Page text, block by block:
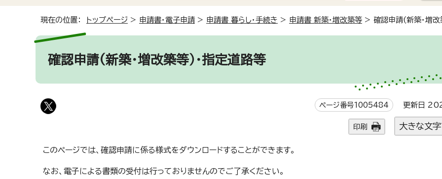
現在の位置： トップページ > 申請書・電子申請> 申請書 暮らし・手続き > 申請書 新築・増改築等 > 確認申請(新築・増改
確認申請(新築・増改築等）・指定道路等
ページ番号1005484 更新日
印刷 大きな文
このページでは、確認申請に係る様式をダウンロードすることができます。
なお、電子による書類の受付は行っておりませんのでご了承ください。